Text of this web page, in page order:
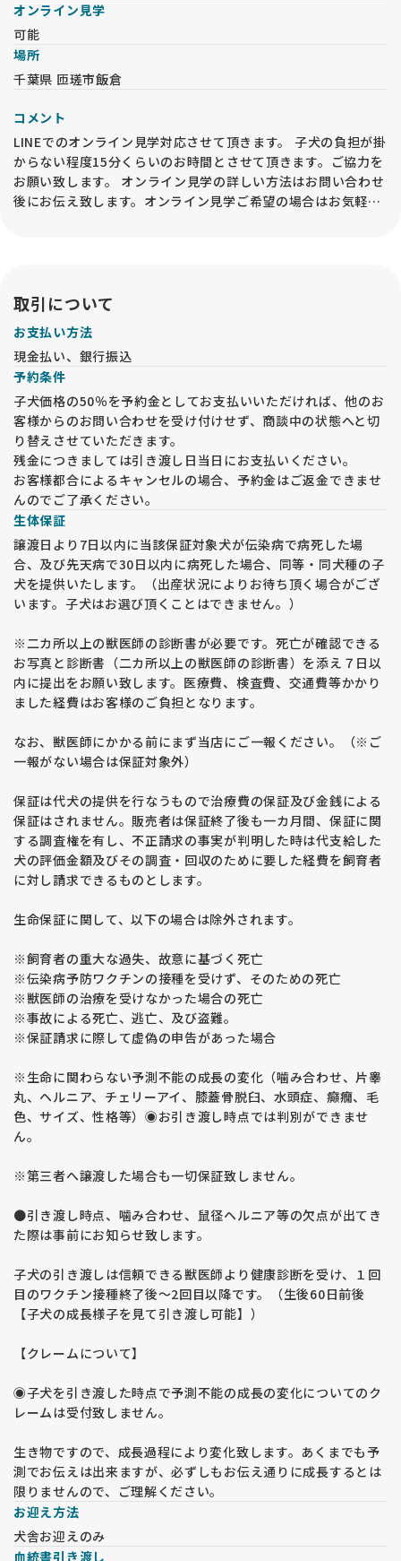
オンライン見学
可能
場所
千葉県 匝瑳市飯倉
コメント
LINEでのオンライン見学対応させて頂きます。 子犬の負担が掛
からない程度15分くらいのお時間とさせて頂きます。ご協力を
お願い致します。 オンライン見学の詳しい方法はお問い合わせ
後にお伝え致します。オンライン見学ご希望の場合はお気軽に
取引について
お支払い方法
現金払い、銀行振込
予約条件
子犬価格の50％を予約金としてお支払いいただければ、他のお
客様からのお問い合わせを受け付けせず、商談中の状態へと切
り替えさせていただきます。
残金につきましては引き渡し日当日にお支払いください。
お客様都合によるキャンセルの場合、予約金はご返金できませ
んのでご了承ください。
生体保証
譲渡日より7日以内に当該保証対象犬が伝染病で病死した場
合、及び先天病で30日以内に病死した場合、同等・同犬種の子
犬を提供いたします。（出産状況によりお待ち頂く場合がござ
います。子犬はお選び頂くことはできません。）
※二カ所以上の獣医師の診断書が必要です。死亡が確認できる
お写真と診断書（二カ所以上の獣医師の診断書）を添え７日以
内に提出をお願い致します。医療費、検査費、交通費等かかり
ました経費はお客様のご負担となります。
なお、獣医師にかかる前にまず当店にご一報ください。（※ご
一報がない場合は保証対象外）
保証は代犬の提供を行なうもので治療費の保証及び金銭による
保証はされません。販売者は保証終了後も一カ月間、保証に関
する調査権を有し、不正請求の事実が判明した時は代支給した
犬の評価金額及びその調査・回収のために要した経費を飼育者
に対し請求できるものとします。
生命保証に関して、以下の場合は除外されます。
※飼育者の重大な過失、故意に基づく死亡
※伝染病予防ワクチンの接種を受けず、そのための死亡
※獣医師の治療を受けなかった場合の死亡
※事故による死亡、逃亡、及び盗難。
※保証請求に際して虚偽の申告があった場合
※生命に関わらない予測不能の成長の変化（噛み合わせ、片睾
丸、ヘルニア、チェリーアイ、膝蓋骨脱臼、水頭症、癲癇、毛
色、サイズ、性格等）◉お引き渡し時点では判別ができませ
ん。
※第三者へ譲渡した場合も一切保証致しません。
●引き渡し時点、噛み合わせ、鼠径ヘルニア等の欠点が出てき
た際は事前にお知らせ致します。
子犬の引き渡しは信頼できる獣医師より健康診断を受け、１回
目のワクチン接種終了後〜2回目以降です。（生後60日前後
【子犬の成長様子を見て引き渡し可能】）
【クレームについて】
◉子犬を引き渡した時点で予測不能の成長の変化についてのク
レームは受付致しません。
生き物ですので、成長過程により変化致します。あくまでも予
測でお伝えは出来ますが、必ずしもお伝え通りに成長するとは
限りませんので、ご理解ください。
お迎え方法
犬舎お迎えのみ
血統書引き渡し